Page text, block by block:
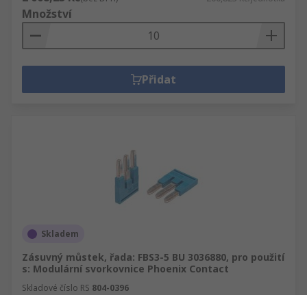
Množství
Přidat
Skladem
Zásuvný můstek, řada: FBS3-5 BU 3036880, pro použití
s: Modulární svorkovnice Phoenix Contact
Skladové číslo RS 804-0396